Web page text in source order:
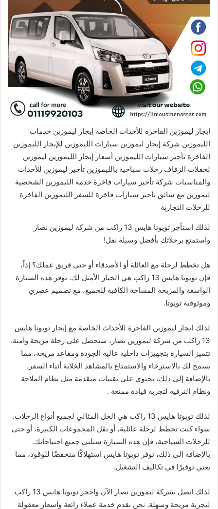
ايجار ليموزين الفاخرة للأحداث الخاصة إيجار ليموزين خدمات
الليموزين شركة إيجار ليموزين سيارات الليموزين للإيجار الليموزين
الفاخرة تأجير سيارات الليموزين أسعار إيجار الليموزين ليموزين
لحفلات الزفاف رحلات سياحية بالليموزين تأجير ليموزين للأحداث
والمناسبات شركة تأجير سيارات فاخرة خدمة الليموزين الشخصية
ليموزين مع سائق تأجير سيارات فاخرة للسفر الليموزين الفاخرة
للرحلات التجارية
لذلك استأجر تويوتا هايس 13 راكب من شركة ليموزين نصار
واستمتع برحلاتك بأفضل وسيلة نقل!
هل تخطط لرحلة مع العائلة أو الأصدقاء أو حتى فريق عملك؟ إذاً،
فإن تويوتا هايس 13 راكب هي الخيار الأمثل لك. توفر هذه السيارة
الواسعة والمريحة المساحة الكافية للجميع، مع تصميم عصري
وموثوقية تويوتا.
لذلك ايجار ليموزين الفاخرة للأحداث الخاصة مع إيجار تويوتا هايس
13 راكب من شركة ليموزين نصار، ستحصل على رحلة مريحة وآمنة.
تتميز السيارة بتجهيزات داخلية عالية الجودة ومقاعد مريحة، مما
يسمح لك بالاسترخاء والاستمتاع بالمشاهد الخلابة أثناء السفر.
بالإضافة إلى ذلك، تحتوي على تقنيات متقدمة مثل نظام الملاحة
ونظام الترفيه لتجربة قيادة ممتعة .
لذلك تويوتا هايس 13 راكب هي الحل المثالي لجميع أنواع الرحلات.
سواء كنت تخطط لرحلة عائلية، أو نقل المجموعات الكبيرة، أو حتى
للرحلات السياحية، فإن هذه السيارة ستلبي جميع احتياجاتك.
بالإضافة إلى ذلك، توفر تويوتا هايس استهلاكًا منخفضًا للوقود، مما
يعني توفيرًا في تكاليف التشغيل.
لذلك اتصل بشركة ليموزين نصار الآن واحجز تويوتا هايس 13 راكب
لتجربة مريحة وسهلة. نحن نقدم خدمة عملاء رائعة وأسعار معقولة